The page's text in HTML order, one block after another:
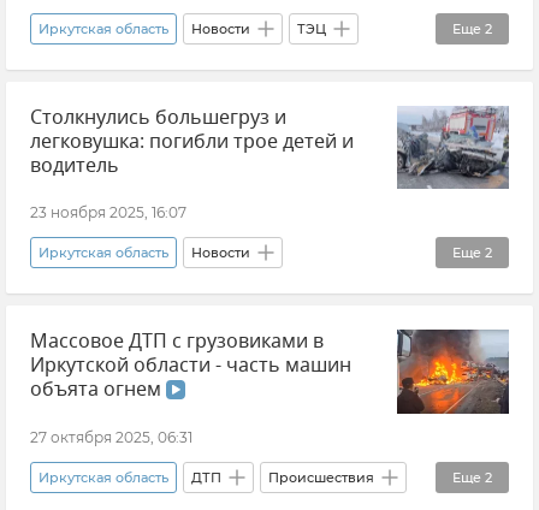
Еще 2
Иркутская область Новости ТЭЦ
Отопление Происшествия
Столкнулись большегруз и
легковушка: погибли трое детей и
водитель
23 ноября 2025, 16:07
Еще 2
Иркутская область Новости
Происшествия ДТП
Массовое ДТП с грузовиками в
Иркутской области - часть машин
объята огнем
27 октября 2025, 06:31
Еще 2
Иркутская область ДТП Происшествия